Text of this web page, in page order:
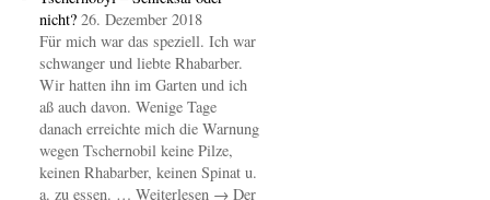
nicht? 26. Dezember 2018
Für mich war das speziell. Ich war
schwanger und liebte Rhabarber.
Wir hatten ihn im Garten und ich
aß auch davon. Wenige Tage
danach erreichte mich die Warnung
wegen Tschernobil keine Pilze,
keinen Rhabarber, keinen Spinat u.
a. zu essen. … Weiterlesen → Der